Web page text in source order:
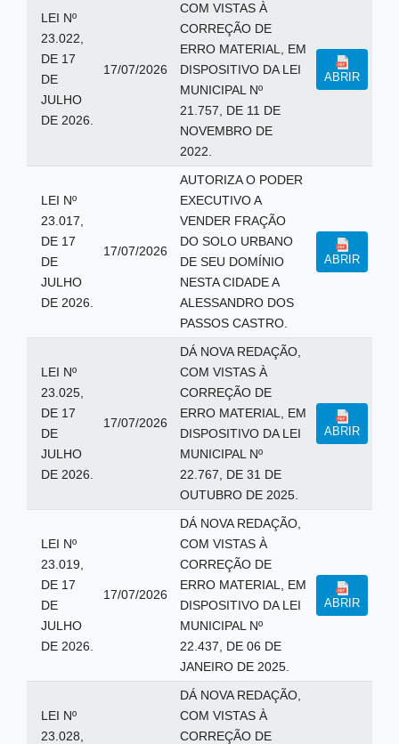
LEI Nº
23.022,
DE 17
DE
JULHO
DE 2026.
17/07/2026
COM VISTAS À
CORREÇÃO DE
ERRO MATERIAL, EM
DISPOSITIVO DA LEI
MUNICIPAL Nº
21.757, DE 11 DE
NOVEMBRO DE
2022.
ABRIR
LEI Nº
23.017,
DE 17
DE
JULHO
DE 2026.
17/07/2026
AUTORIZA O PODER
EXECUTIVO A
VENDER FRAÇÃO
DO SOLO URBANO
DE SEU DOMÍNIO
NESTA CIDADE A
ALESSANDRO DOS
PASSOS CASTRO.
ABRIR
LEI Nº
23.025,
DE 17
DE
JULHO
DE 2026.
17/07/2026
DÁ NOVA REDAÇÃO,
COM VISTAS À
CORREÇÃO DE
ERRO MATERIAL, EM
DISPOSITIVO DA LEI
MUNICIPAL Nº
22.767, DE 31 DE
OUTUBRO DE 2025.
ABRIR
LEI Nº
23.019,
DE 17
DE
JULHO
DE 2026.
17/07/2026
DÁ NOVA REDAÇÃO,
COM VISTAS À
CORREÇÃO DE
ERRO MATERIAL, EM
DISPOSITIVO DA LEI
MUNICIPAL Nº
22.437, DE 06 DE
JANEIRO DE 2025.
ABRIR
LEI Nº
23.028,
DÁ NOVA REDAÇÃO,
COM VISTAS À
CORREÇÃO DE